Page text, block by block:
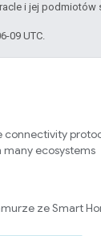
i jej podmiotów
09 UTC.
connectivity
ecosystems
ze Smart